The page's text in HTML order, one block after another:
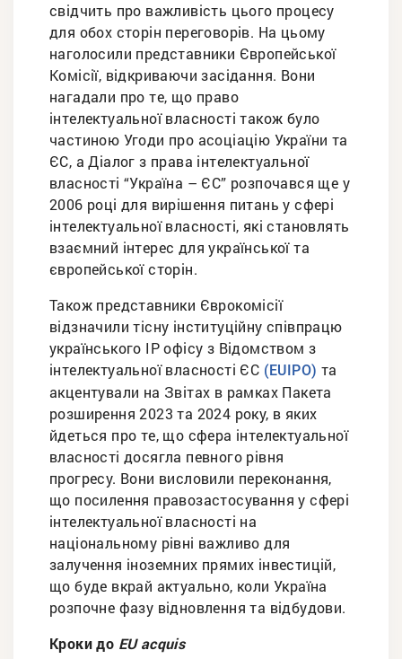
свідчить про важливість цього процесу
для обох сторін переговорів. На цьому
наголосили представники Європейської
Комісії, відкриваючи засідання. Вони
нагадали про те, що право
інтелектуальної власності також було
частиною Угоди про асоціацію України та
ЄС, а Діалог з права інтелектуальної
власності “Україна – ЄС” розпочався ще у
2006 році для вирішення питань у сфері
інтелектуальної власності, які становлять
взаємний інтерес для української та
європейської сторін.
Також представники Єврокомісії
відзначили тісну інституційну співпрацю
українського IP офісу з Відомством з
інтелектуальної власності ЄС (EUIPO) та
акцентували на Звітах в рамках Пакета
розширення 2023 та 2024 року, в яких
йдеться про те, що сфера інтелектуальної
власності досягла певного рівня
прогресу. Вони висловили переконання,
що посилення правозастосування у сфері
інтелектуальної власності на
національному рівні важливо для
залучення іноземних прямих інвестицій,
що буде вкрай актуально, коли Україна
розпочне фазу відновлення та відбудови.
Кроки до EU аcquis